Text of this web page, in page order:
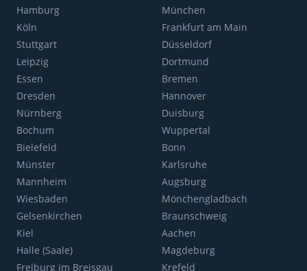
Hamburg
München
Köln
Frankfurt am Main
Stuttgart
Düsseldorf
Leipzig
Dortmund
Essen
Bremen
Dresden
Hannover
Nürnberg
Duisburg
Bochum
Wuppertal
Bielefeld
Bonn
Münster
Karlsruhe
Mannheim
Augsburg
Wiesbaden
Mönchengladbach
Gelsenkirchen
Braunschweig
Kiel
Aachen
Halle (Saale)
Magdeburg
Freiburg im Breisgau
Krefeld